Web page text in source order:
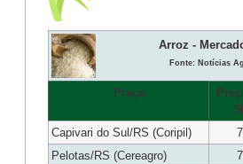
Arroz -
Fonte: Notícias
Praça
Capivari do Sul/RS (Coripil)
Pelotas/RS (Cereagro)